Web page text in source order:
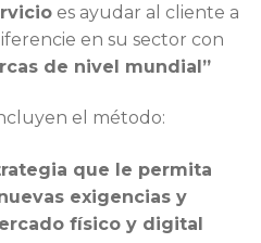
es ayudar al cliente a
en su sector con
de nivel mundial”
el método:
que le permita
exigencias y
físico y digital